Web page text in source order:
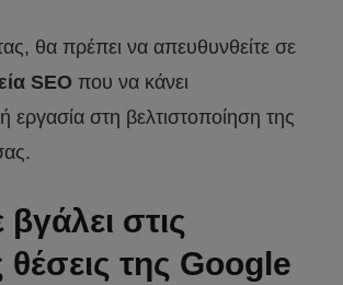
θα πρέπει να απευθυνθείτε σε
SEO που να κάνει
εργασία στη βελτιστοποίηση της
στις
της Google